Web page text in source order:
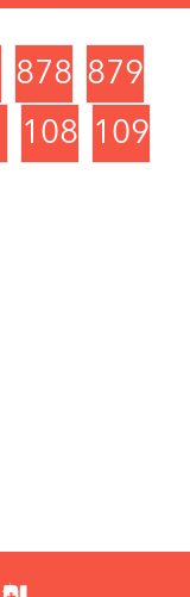
878 879
10891090